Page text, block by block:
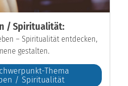
/ Spiritualität:
– Spiritualität entdecken,
gestalten.
Thema
/ Spiritualität